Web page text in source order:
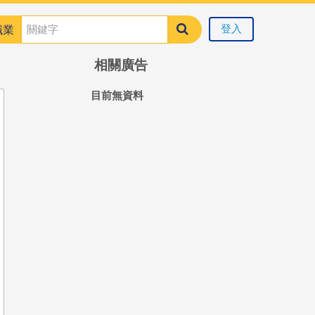
業 登入
相關廣告
目前無資料